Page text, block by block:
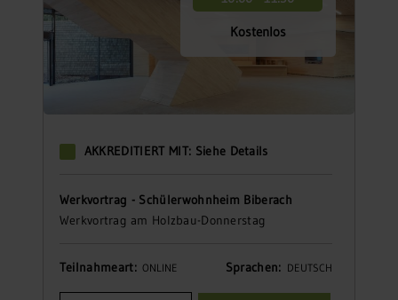
Kostenlos
AKKREDITIERT MIT: Siehe Details
Werkvortrag - Schülerwohnheim Biberach
Werkvortrag am Holzbau-Donnerstag
Teilnahmeart:ONLINE Sprachen: DEUTSCH